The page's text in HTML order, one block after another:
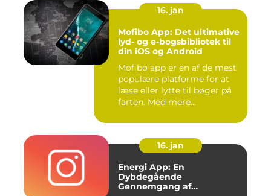
16. jan
Mofibo App: Det ultimative
lyd- og e-bogsbibliotek til
din iOS og Android
Mofibo app er en af de mest
populære platforme for at
læse eller lytte til bøger på
farten. Med mere...
16. jan
Energi App: En
Dybdegående
Gennemgang af